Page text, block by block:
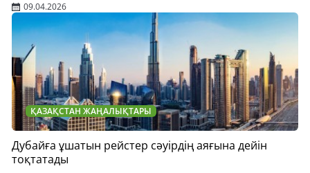
09.04.2026
ҚАЗАҚСТАН ЖАҢАЛЫҚТАРЫ
Дубайға ұшатын рейстер сәуірдің аяғына дейін
тоқтатады